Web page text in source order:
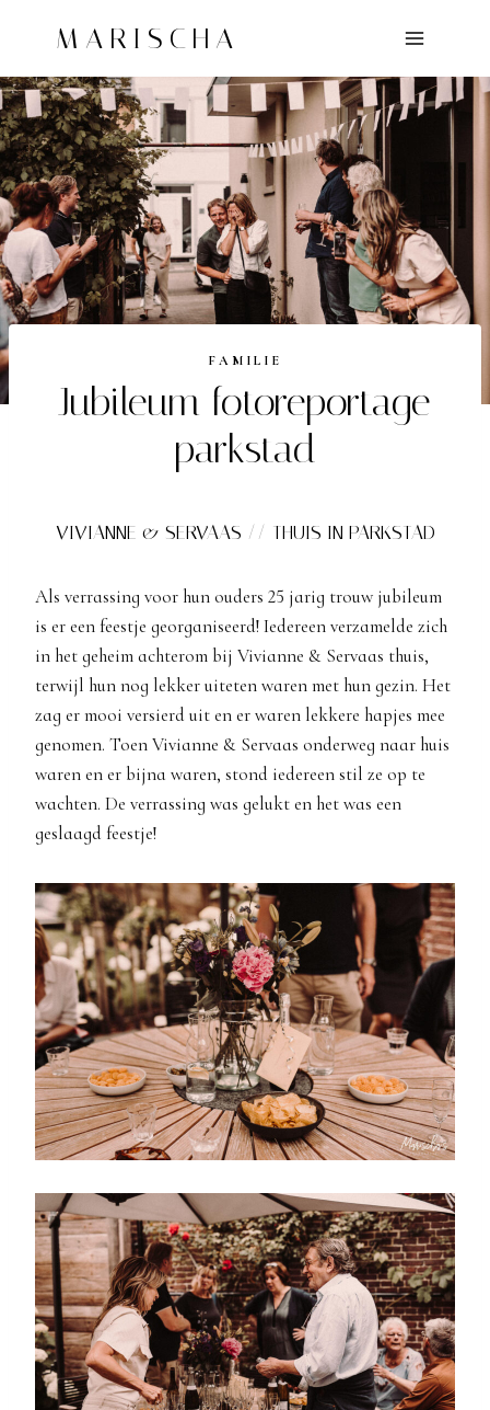
inhoud
MARISCHA
FAMILIE
Jubileum fotoreportage
parkstad
VIVIANNE & SERVAAS // THUIS IN PARKSTAD
Als verrassing voor hun ouders 25 jarig trouw jubileum
is er een feestje georganiseerd! Iedereen verzamelde zich
in het geheim achterom bij Vivianne & Servaas thuis,
terwijl hun nog lekker uiteten waren met hun gezin. Het
zag er mooi versierd uit en er waren lekkere hapjes mee
genomen. Toen Vivianne & Servaas onderweg naar huis
waren en er bijna waren, stond iedereen stil ze op te
wachten. De verrassing was gelukt en het was een
geslaagd feestje!